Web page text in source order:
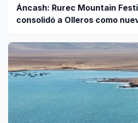
Áncash: Rurec Mountain
consolidó a Olleros como